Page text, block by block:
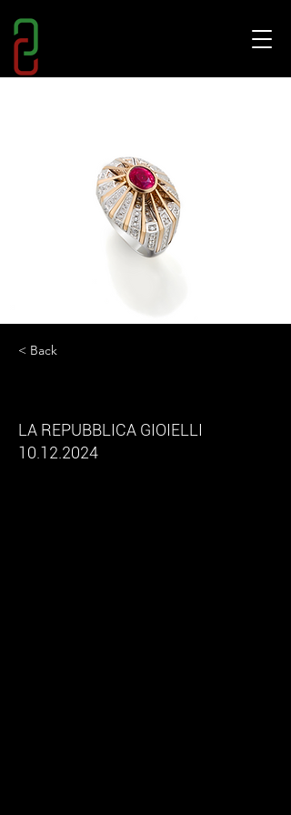
< Back
LA REPUBBLICA GIOIELLI
10.12.2024